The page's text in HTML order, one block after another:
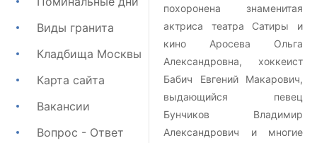
Виды гранита
Кладбища Москвы
Карта сайта
Вакансии
Вопрос - Ответ
похоронена знаменитая
актриса театра Сатиры и
кино Аросева Ольга
Александровна, хоккеист
Бабич Евгений Макарович,
выдающийся певец
Бунчиков Владимир
Александрович и многие